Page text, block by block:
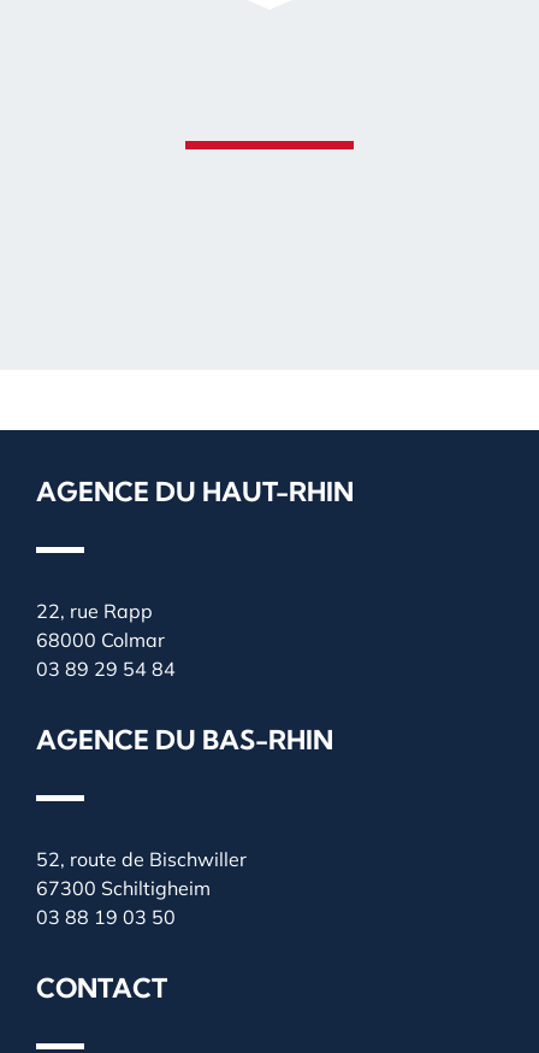
AGENCE DU HAUT-RHIN
22, rue Rapp
68000 Colmar
03 89 29 54 84
AGENCE DU BAS-RHIN
52, route de Bischwiller
67300 Schiltigheim
03 88 19 03 50
CONTACT